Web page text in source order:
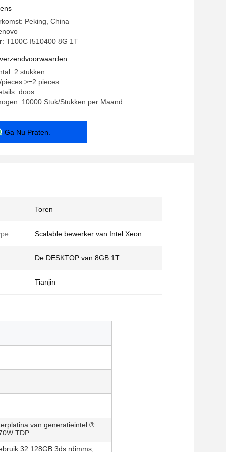
Peking, China
T100C I510400 8G 1T
2 stukken
>=2 pieces
doos
10000 Stuk/Stukken per Maand
Ga Nu Praten.
Toren
Scalable bewerker van Intel Xeon
De DESKTOP van 8GB 1T
Tianjin
van generatieintel ®
TDP
32 128GB 3ds rdimms;